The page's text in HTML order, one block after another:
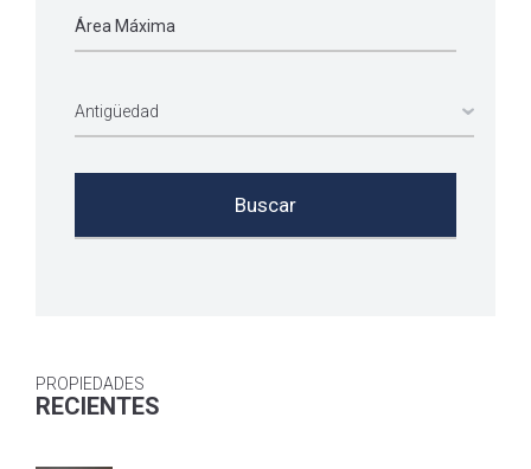
PROPIEDADES
RECIENTES